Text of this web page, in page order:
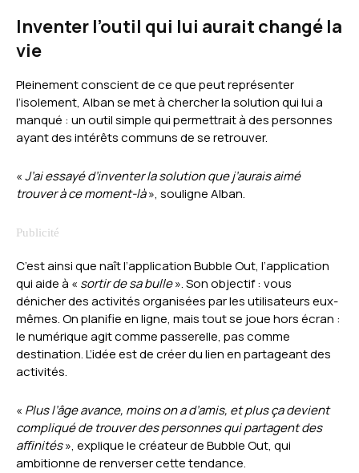
Inventer l’outil qui lui aurait changé la
vie
Pleinement conscient de ce que peut représenter
l’isolement, Alban se met à chercher la solution qui lui a
manqué : un outil simple qui permettrait à des personnes
ayant des intérêts communs de se retrouver.
«J’ai essayé d’inventer la solution que j’aurais aimé
trouver à ce moment-là», souligne Alban.
C’est ainsi que naît l’application Bubble Out, l’application
qui aide à « sortir de sa bulle». Son objectif : vous
dénicher des activités organisées par les utilisateurs eux-
mêmes. On planifie en ligne, mais tout se joue hors écran :
le numérique agit comme passerelle, pas comme
destination. L’idée est de créer du lien en partageant des
activités.
« Plus l’âge avance, moins on a d’amis, et plus ça devient
compliqué de trouver des personnes qui partagent des
affinités», explique le créateur de Bubble Out, qui
ambitionne de renverser cette tendance.